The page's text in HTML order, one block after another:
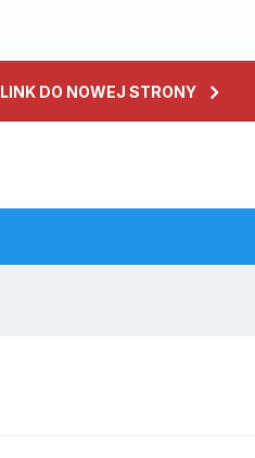
LINK DO NOWEJ STRONY